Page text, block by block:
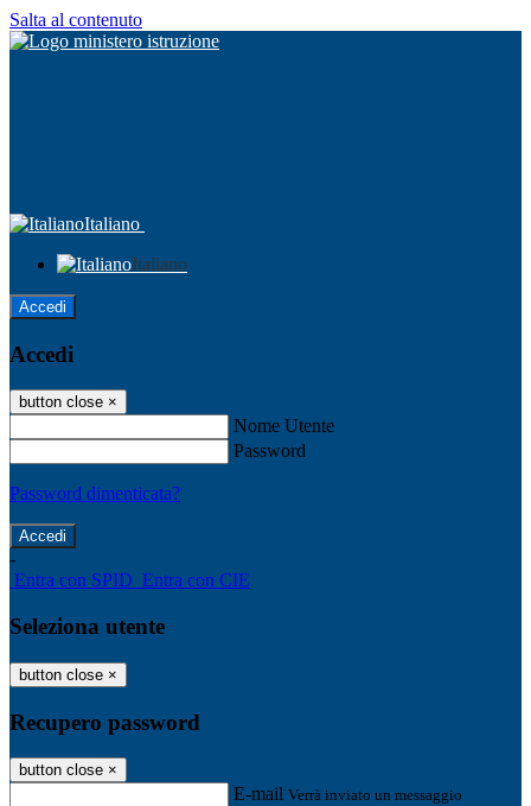
Salta al contenuto
Italiano
Italiano
Accedi
Accedi
button close ×
Nome Utente
Password
Password dimenticata?
-
Entra con SPID Entra con CIE
Seleziona utente
button close ×
Recupero password
button close ×
E-mail Verrà inviato un messaggio